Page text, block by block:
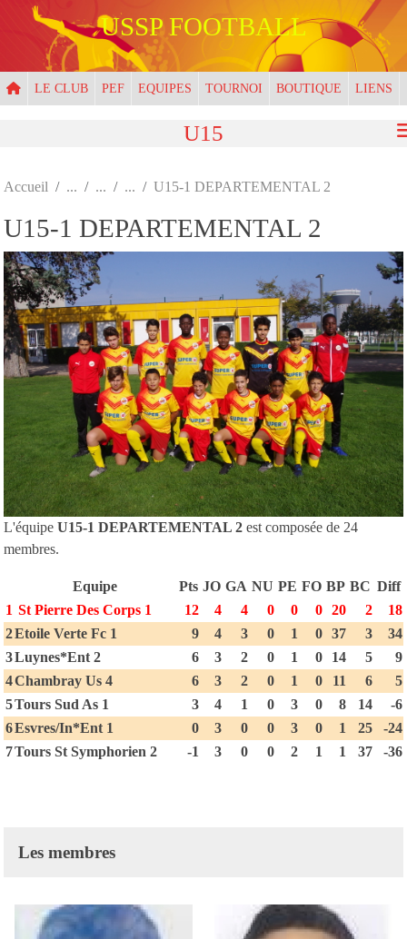
USSP FOOTBALL
LE CLUB PEF EQUIPES TOURNOI BOUTIQUE LIENS
U15
Accueil U15-1 DEPARTEMENTAL 2
U15-1 DEPARTEMENTAL 2
L'équipe U15-1 DEPARTEMENTAL 2 est composée de 24
membres.
Equipe Pts JO GA NU PE FO BP BC Diff
1 St Pierre Des Corps 1 12 4 4 0 0 0 20 2
18
2Etoile Verte Fc 1 9 4 3 0 1 0 37 3
34
3Luynes*Ent 2 6 3 2 0 1 0 14 5
9
4Chambray Us 4 6 3 2 0 1 0 11 6
5
5Tours Sud As 1 3 4 1 0 3 0 8 14
-6
6Esvres/In*Ent 1 0 3 0 0 3 0 1 25
-24
7Tours St Symphorien 2 -1 3 0 0 2 1 1 37 -36
Les membres
Panneau de gestion des cookies